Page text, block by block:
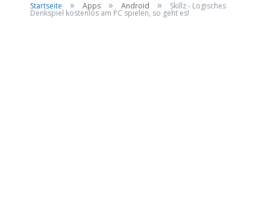
Startseite » Apps » Android » Skillz - Logisches
Denkspiel kostenlos am PC spielen, so geht es!